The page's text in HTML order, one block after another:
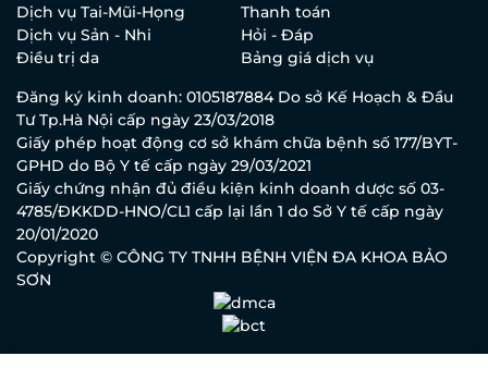
Dịch vụ Tai-Mũi-Họng
Dịch vụ Sản - Nhi
Điều trị da
Thanh toán
Hỏi - Đáp
Bảng giá dịch vụ
Đăng ký kinh doanh: 0105187884 Do sở Kế Hoạch & Đầu
Tư Tp.Hà Nội cấp ngày 23/03/2018
Giấy phép hoạt động cơ sở khám chữa bệnh số 177/BYT-
GPHD do Bộ Y tế cấp ngày 29/03/2021
Giấy chứng nhận đủ điều kiện kinh doanh dược số 03-
4785/ĐKKDD-HNO/CL1 cấp lại lần 1 do Sở Y tế cấp ngày
20/01/2020
Copyright © CÔNG TY TNHH BỆNH VIỆN ĐA KHOA BẢO
SƠN